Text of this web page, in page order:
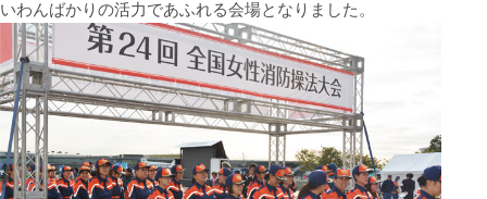
いわんばかりの活力であふれる会場となりました。